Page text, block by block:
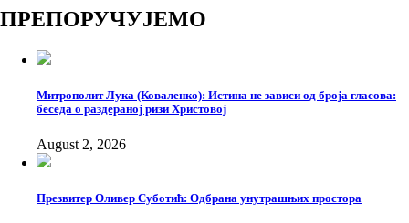
ПРЕПОРУЧУЈЕМО
Митрополит Лука (Коваленко): Истина не зависи од броја гласова:
беседа о раздераној ризи Христовој
August 2, 2026
Презвитер Оливер Суботић: Одбрана унутрашњих простора